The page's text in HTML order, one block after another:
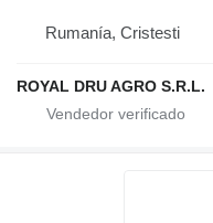
Rumanía, Cristesti
ROYAL DRU AGRO S.R.L.